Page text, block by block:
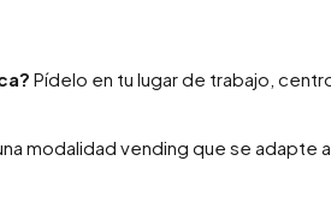
Pídelo en tu lugar de trabajo,
modalidad vending que se adapte a